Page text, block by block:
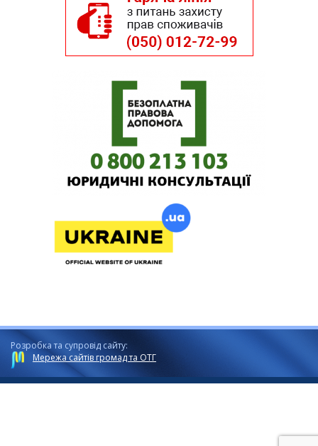
Розробка та супровід сайту:
Мережа сайтів громад та ОТГ